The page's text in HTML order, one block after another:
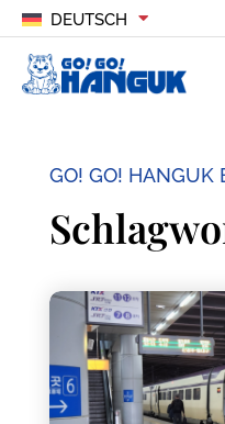
DEUTSCH
GO! GO! HANGUK